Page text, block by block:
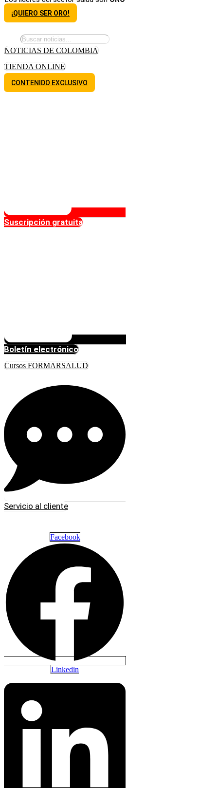
¡QUIERO SER ORO!
NOTICIAS DE COLOMBIA
TIENDA ONLINE
CONTENIDO EXCLUSIVO
Suscripción gratuita
Boletín electrónico
Cursos FORMARSALUD
Servicio al cliente
Facebook
Linkedin